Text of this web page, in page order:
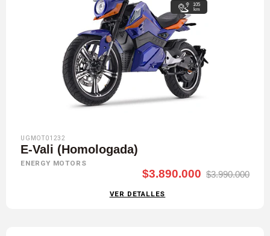
105
km
UGMOT01232
E-Vali (Homologada)
ENERGY MOTORS
$3.890.000 $3.990.000
VER DETALLES